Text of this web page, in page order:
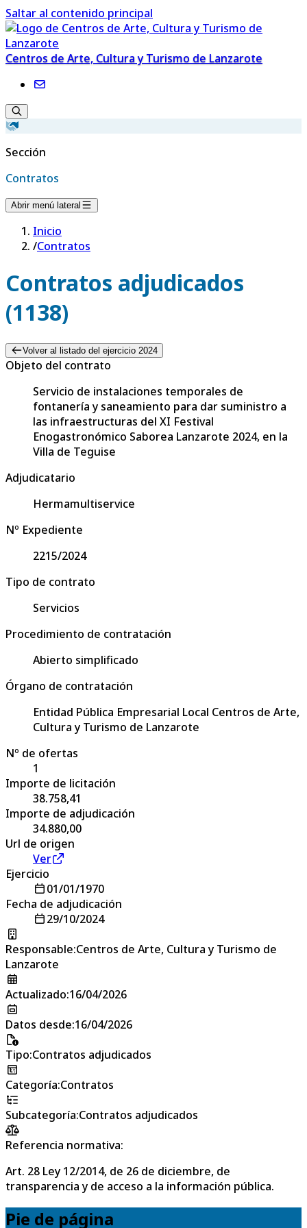
Saltar al contenido principal
Centros de Arte, Cultura y Turismo de Lanzarote
Sección
Contratos
Abrir menú lateral
Inicio
/Contratos
Contratos adjudicados
(1138)
Volver al listado del ejercicio 2024
Objeto del contrato
Servicio de instalaciones temporales de
fontanería y saneamiento para dar suministro a
las infraestructuras del XI Festival
Enogastronómico Saborea Lanzarote 2024, en la
Villa de Teguise
Adjudicatario
Hermamultiservice
Nº Expediente
2215/2024
Tipo de contrato
Servicios
Procedimiento de contratación
Abierto simplificado
Órgano de contratación
Entidad Pública Empresarial Local Centros de Arte,
Cultura y Turismo de Lanzarote
Nº de ofertas
1
Importe de licitación
38.758,41
Importe de adjudicación
34.880,00
Url de origen
Ver
Ejercicio
01/01/1970
Fecha de adjudicación
29/10/2024
Responsable:Centros de Arte, Cultura y Turismo de
Lanzarote
Actualizado:16/04/2026
Datos desde:16/04/2026
Tipo:Contratos adjudicados
Categoría:Contratos
Subcategoría:Contratos adjudicados
Referencia normativa:
Art. 28 Ley 12/2014, de 26 de diciembre, de
transparencia y de acceso a la información pública.
Pie de página